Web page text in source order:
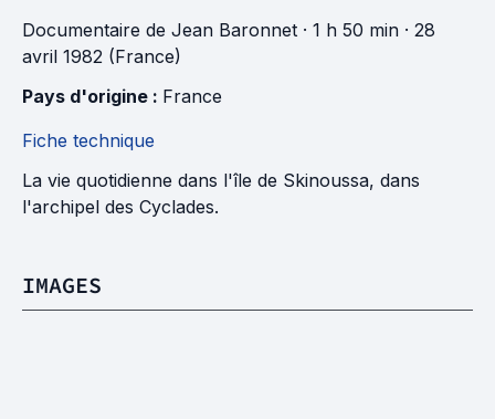
Documentaire de Jean Baronnet · 1 h 50 min · 28
avril 1982 (France)
Pays d'origine : France
Fiche technique
La vie quotidienne dans l'île de Skinoussa, dans
l'archipel des Cyclades.
IMAGES